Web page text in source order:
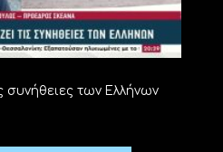
συνήθειες των Ελλήνων